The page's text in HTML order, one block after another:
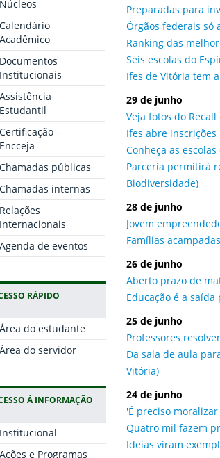
Núcleos
Calendário
Acadêmico
Documentos
Institucionais
Assistência
Estudantil
Certificação –
Encceja
Chamadas públicas
Chamadas internas
Relações
Internacionais
Agenda de eventos
RÁPIDO
Área do estudante
Área do servidor
À INFORMAÇÃO
Institucional
Ações e Programas
Preparadas para
Órgãos federais só
Ranking das
Seis escolas do
Ifes de Vitória tem
29 de junho
Veja fotos do Recall
Ifes abre inscrições
Conheça as
Parceria permitirá
Biodiversidade)
28 de junho
Jovem
Famílias
26 de junho
Aberto prazo de
Educação é a
25 de junho
Professores
Da sala de aula
Vitória)
24 de junho
'É preciso
Quatro mil fazem
Ideias viram